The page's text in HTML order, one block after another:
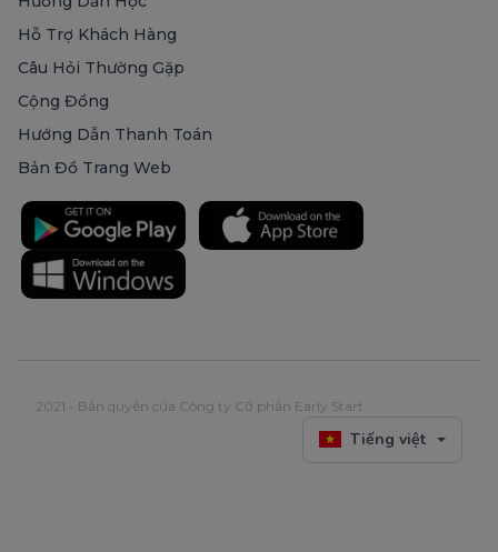
Hỗ Trợ Khách Hàng
Câu Hỏi Thường Gặp
Cộng Đồng
Hướng Dẫn Thanh Toán
Bản Đồ Trang Web
2021 - Bản quyền của Công ty Cổ phần Early Start
Tiếng việt